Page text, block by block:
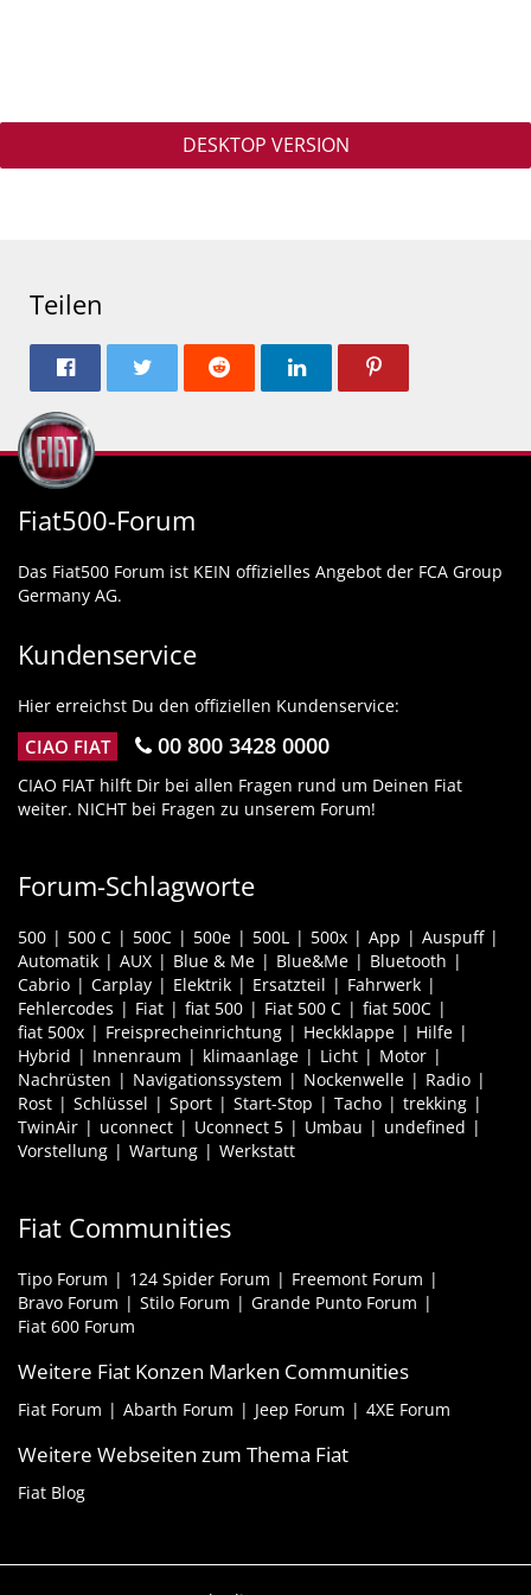
DESKTOP VERSION
Teilen
Fiat500-Forum
Das Fiat500 Forum ist KEIN offizielles Angebot der FCA Group
Germany AG.
Kundenservice
Hier erreichst Du den offiziellen Kundenservice:
CIAO FIAT 00 800 3428 0000
CIAO FIAT hilft Dir bei allen Fragen rund um Deinen Fiat
weiter. NICHT bei Fragen zu unserem Forum!
Forum-Schlagworte
500 500 C 500C 500e 500L 500x App
Auspuff
Automatik
AUX Blue & Me Blue&Me
Bluetooth
Cabrio
Carplay Elektrik Ersatzteil
Fahrwerk
Fehlercodes
Fiat fiat 500 Fiat 500 C
fiat 500C
fiat 500x
Freisprecheinrichtung Heckklappe
Hilfe
Hybrid
Innenraum klimaanlage Licht
Motor
Nachrüsten
Navigationssystem Nockenwelle
Radio
Rost
Schlüssel Sport Start-Stop Tacho
trekking
TwinAir
uconnect Uconnect 5 Umbau
undefined
Vorstellung
Wartung Werkstatt
Fiat Communities
Tipo Forum 124 Spider Forum
Freemont Forum
Bravo Forum
Stilo Forum
Grande Punto Forum
Fiat 600 Forum
Weitere Fiat Konzen Marken Communities
Fiat Forum Abarth Forum Jeep Forum 4XE Forum
Weitere Webseiten zum Thema Fiat
Fiat Blog